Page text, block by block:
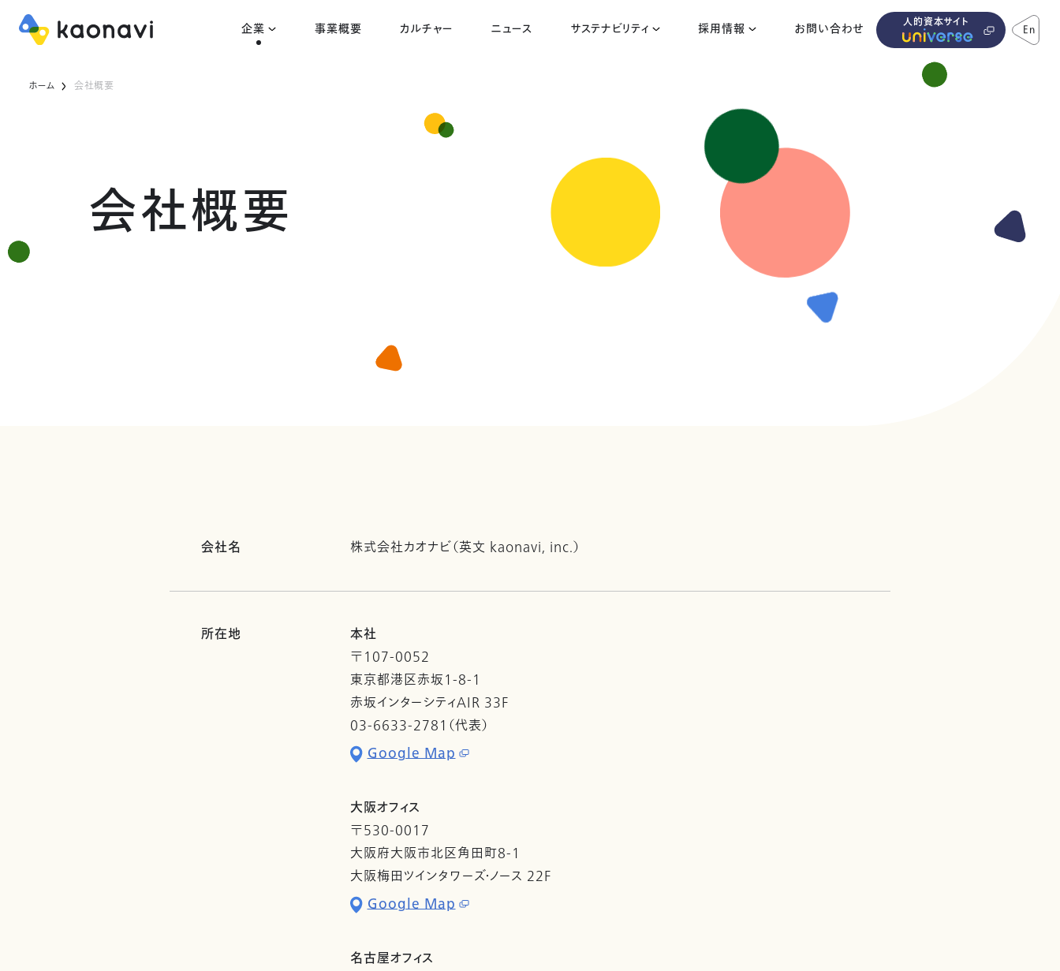
企業 事業概要 カルチャー ニュース サステナビリティ 採用情報 お問い合わせ 人的資本サイト En
ホーム 会社概要
会社概要
会社名 株式会社カオナビ（英文 kaonavi, inc.）
所在地
本社
〒107-0052
東京都港区赤坂1-8-1
赤坂インターシティAIR 33F
03-6633-2781（代表）
Google Map
大阪オフィス
〒530-0017
大阪府大阪市北区角田町8-1
大阪梅田ツインタワーズ・ノース 22F
Google Map
名古屋オフィス